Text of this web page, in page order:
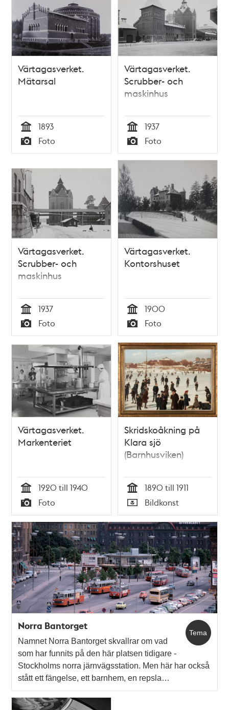
Värtagasverket.
Mätarsal
Tid
1893
Typ
Foto
Värtagasverket.
Scrubber- och
maskinhus
Tid
1937
Typ
Foto
Värtagasverket.
Scrubber- och
maskinhus
Tid
1937
Typ
Foto
Värtagasverket.
Kontorshuset
Tid
1900
Typ
Foto
Värtagasverket.
Markenteriet
Tid
1920 till 1940
Typ
Foto
Skridskoåkning på
Klara sjö
(Barnhusviken)
Tid
1890 till 1911
Typ
Bildkonst
Tema
Norra Bantorget
Namnet Norra Bantorget skvallrar om vad
som har funnits på den här platsen tidigare -
Stockholms norra järnvägsstation. Men här har också
stått ett fängelse, ett barnhem, en repsla…